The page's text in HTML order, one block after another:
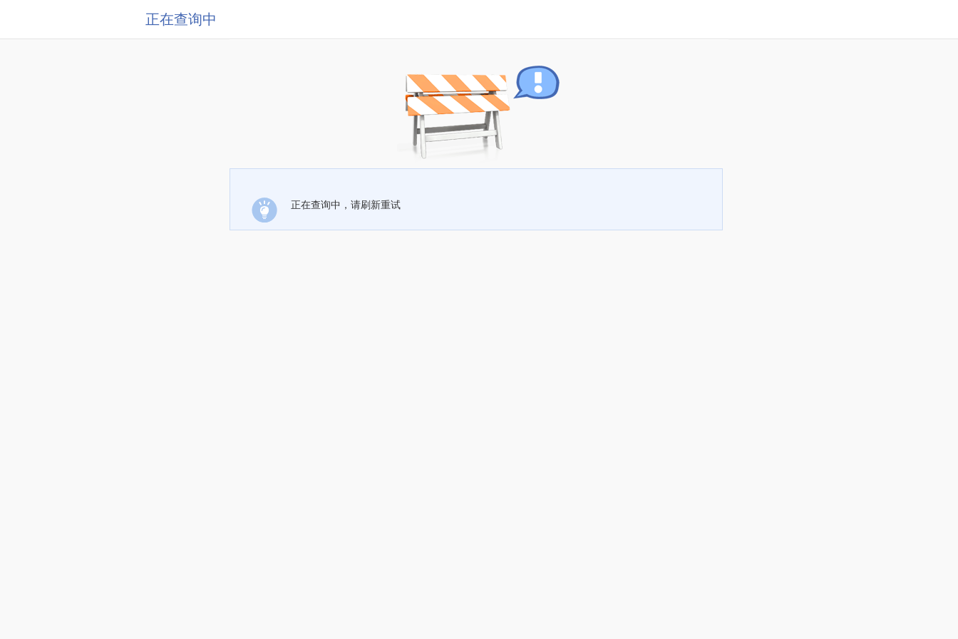
正在查询中
正在查询中，请刷新重试